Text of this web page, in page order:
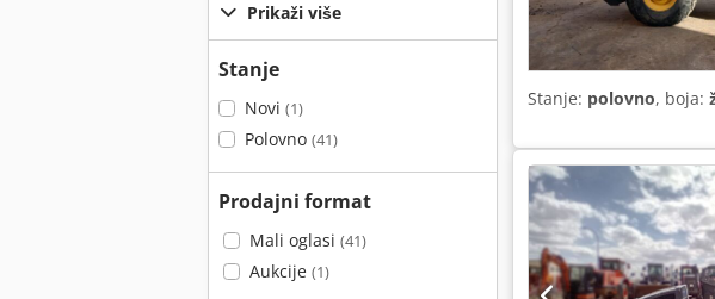
Prikaži više
Stanje
Novi (1)
Polovno (41)
Prodajni format
Mali oglasi (41)
Aukcije (1)
Stanje: polovno, boja: